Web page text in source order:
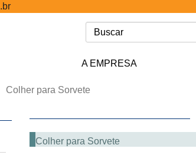
A EMPRESA
Colher para Sorvete
Colher para Sorvete